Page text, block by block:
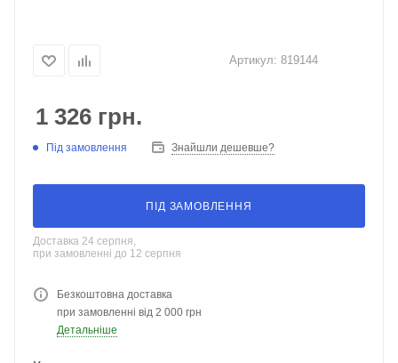
Артикул: 819144
1 326 грн.
Під замовлення Знайшли дешевше?
ПІД ЗАМОВЛЕННЯ
Доставка 24 серпня,
при замовленні до 12 серпня
Безкоштовна доставка
при замовленні від 2 000 грн
Детальніше